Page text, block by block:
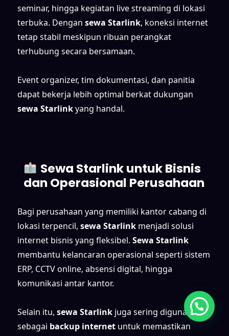
seminar, hingga kegiatan live streaming di lokasi
terbuka. Dengan sewa Starlink, koneksi internet
tetap stabil meskipun ribuan perangkat
terhubung secara bersamaan.
Event organizer, tim dokumentasi, dan panitia
dapat bekerja lebih optimal berkat dukungan
sewa Starlinkyang handal.
Sewa Starlink untuk Bisnis
dan Operasional Perusahaan
Bagi perusahaan yang memiliki kantor cabang di
lokasi terpencil, sewa Starlink menjadi solusi
internet bisnis yang fleksibel. Sewa Starlink
membantu kelancaran operasional seperti sistem
ERP, CCTV online, absensi digital, hingga
komunikasi antar kantor.
Selain itu, sewa Starlink juga sering digunakan
sebagai backup internet untuk memastikan